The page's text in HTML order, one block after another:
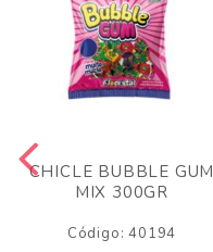
CHICLE BUBBLE GUM
MIX 300GR
Código: 40194